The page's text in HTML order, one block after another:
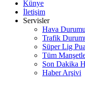
Künye
İletişim
Servisler
Hava Durumu
Trafik
Süper Lig
Tüm
Son Dakika
Haber Arşivi